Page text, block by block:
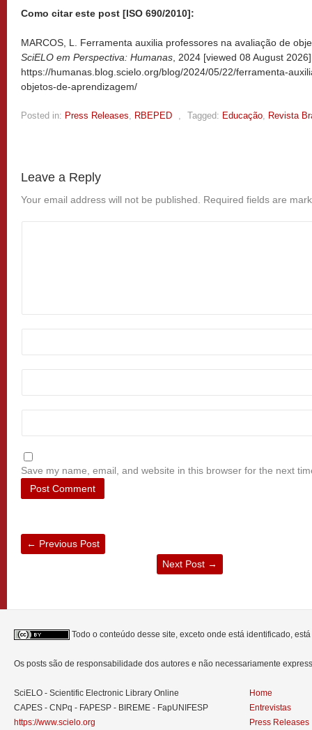
Como citar este post [ISO 690/2010]:
MARCOS, L. Ferramenta auxilia professores na avaliação de
SciELO em Perspectiva: Humanas , 2024 [viewed 08 August
https://humanas.blog.scielo.org/blog/2024/05/22/ferramenta-
objetos-de-aprendizagem/
Posted in: Press Releases RBEPED Tagged: Educação Revista
Leave a Reply
Your email address will not be published. Required fields are
Save my name, email, and website in this browser for the next
← Previous Post
Next Post →
Todo o conteúdo desse site, exceto onde está identificado,
Os posts são de responsabilidade dos autores e não necessariamente
SciELO - Scientific Electronic Library Online
CAPES - CNPq - FAPESP - BIREME - FapUNIFESP
https://www.scielo.org
Home
Entrevistas
Press Releases